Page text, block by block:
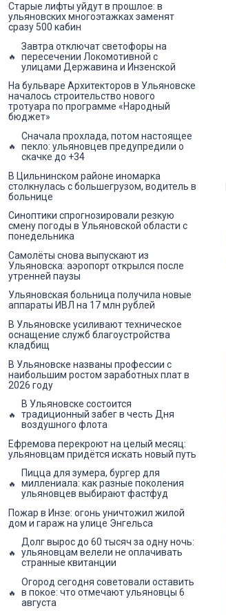
Старые лифты уйдут в прошлое: в
ульяновских многоэтажках заменят
сразу 500 кабин
Завтра отключат светофоры на
пересечении Локомотивной с
улицами Державина и Инзенской
На бульваре Архитекторов в Ульяновске
началось строительство нового
тротуара по программе «Народный
бюджет»
Сначала прохлада, потом настоящее
пекло: ульяновцев предупредили о
скачке до +34
В Цильнинском районе иномарка
столкнулась с большегрузом, водитель в
больнице
Синоптики спрогнозировали резкую
смену погоды в Ульяновской области с
понедельника
Самолёты снова выпускают из
Ульяновска: аэропорт открылся после
утренней паузы
Ульяновская больница получила новые
аппараты ИВЛ на 17 млн рублей
В Ульяновске усиливают техническое
оснащение служб благоустройства
кладбищ
В Ульяновске названы профессии с
наибольшим ростом заработных плат в
2026 году
В Ульяновске состоится
традиционный забег в честь Дня
воздушного флота
Ефремова перекроют на целый месяц:
ульяновцам придётся искать новый путь
Пицца для зумера, бургер для
миллениала: как разные поколения
ульяновцев выбирают фастфуд
Пожар в Инзе: огонь уничтожил жилой
дом и гараж на улице Энгельса
Долг вырос до 60 тысяч за одну ночь:
ульяновцам велели не оплачивать
странные квитанции
Огород сегодня советовали оставить
в покое: что отмечают ульяновцы 6
августа